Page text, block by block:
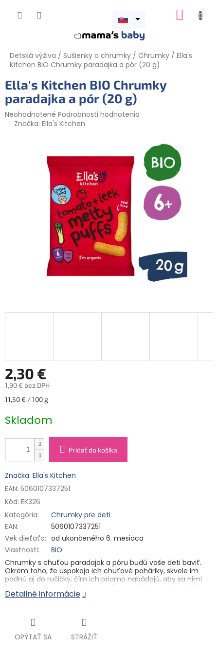
Otvoriť
Detská výživa / Sušienky a chrumky / Chrumky / Ella's
Kitchen BIO Chrumky paradajka a pór (20 g)
Ella's Kitchen BIO Chrumky
paradajka a pór (20 g)
Priemerné
hodnotenie
Neohodnotené Podrobnosti hodnotenia
Značka:Ella's Kitchen
2,30 €
1,90 € bez DPH
Jednotková
11,50 € / 100 g
Skladom
Pridať do košíka
Značka: Ella's Kitchen
EAN: 5060107337251
Kód: EK326
Kategória:
Chrumky pre deti
EAN:
5060107337251
Vek dieťaťa: od ukončeného 6. mesiaca
Vlastnosti:
BIO
Chrumky s chuťou paradajok a póru budú vaše deti baviť.
Okrem toho, že uspokoja ich chuťové poháriky, skvele im
padnú aj do ručičky, čím ich priamo nabádajú, aby sa nimi
kŕmili sami. Hravou formou si tak precvičia jemnú motoriku a
zlepšia koordináciu ruka-oko. A potom už len šup do úst, kde
totiž žiadne pridané cukry, soľ a ani umelé farbivá.
Hlavné vlastnosti
Detailné informácie
OPÝTAŤ SA STRÁŽIŤ